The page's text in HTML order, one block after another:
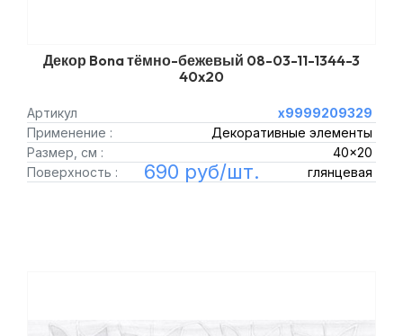
Декор Bona тёмно-бежевый 08-03-11-1344-3
40x20
Артикул
х9999209329
Применение :
Декоративные элементы
Размер, см :
40x20
Поверхность :
глянцевая
690 руб/шт.